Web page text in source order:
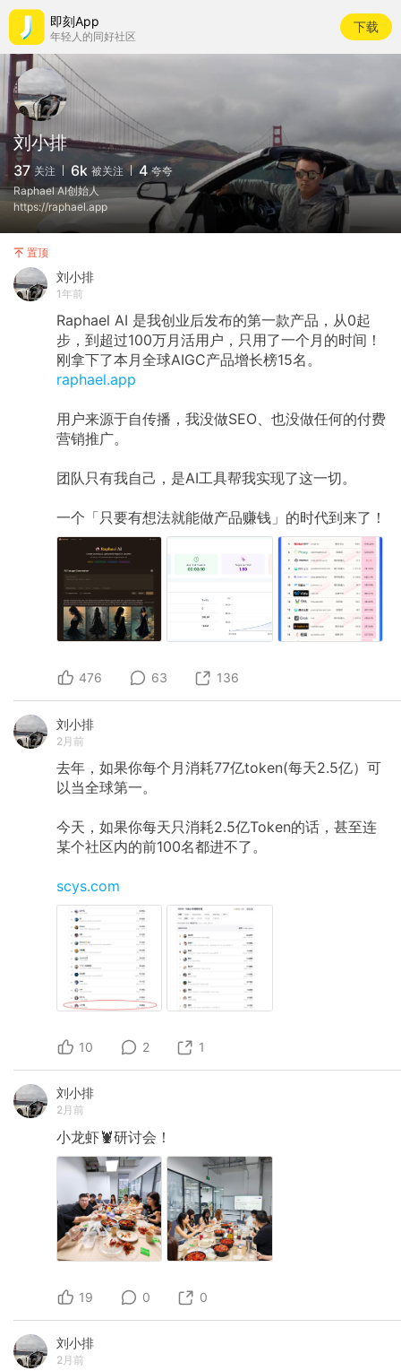
即刻App
年轻人的同好社区
下载
刘小排
37 关注 6k 被关注 4 夸夸
Raphael AI创始人
https://raphael.app
置顶
刘小排
1年前
Raphael AI 是我创业后发布的第一款产品，从0起
步，到超过100万月活用户，只用了一个月的时间！
刚拿下了本月全球AIGC产品增长榜15名。
raphael.app
用户来源于自传播，我没做SEO、也没做任何的付费
营销推广。
团队只有我自己，是AI工具帮我实现了这一切。
一个「只要有想法就能做产品赚钱」的时代到来了！
476 63 136
刘小排
2月前
去年，如果你每个月消耗77亿token(每天2.5亿）可
以当全球第一。
今天，如果你每天只消耗2.5亿Token的话，甚至连
某个社区内的前100名都进不了。
scys.com
10 2 1
刘小排
2月前
小龙虾🦞研讨会！
19 0 0
刘小排
2月前